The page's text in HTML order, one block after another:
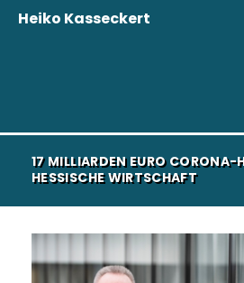
Heiko Kasseckert
17 MILLIARDEN EURO CORONA-
HESSISCHE WIRTSCHAFT